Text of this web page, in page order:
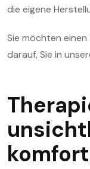
die eigene
Sie möchten
darauf, Sie in